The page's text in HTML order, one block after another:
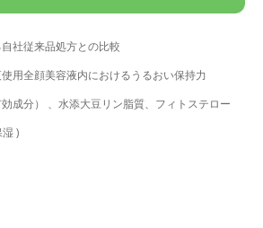
社従来品処方との比較
用全顔美容液内におけるうるおい保持力
成分） 、水添大豆リン脂質、フィトステロー
)